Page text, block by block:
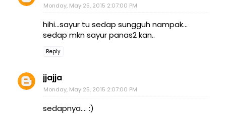
Monday, May 25, 2015 2:07:00 PM
hihi...sayur tu sedap sungguh nampak...
sedap mkn sayur panas2 kan..
Reply
jjajja
Monday, May 25, 2015 2:07:00 PM
sedapnya.... :)